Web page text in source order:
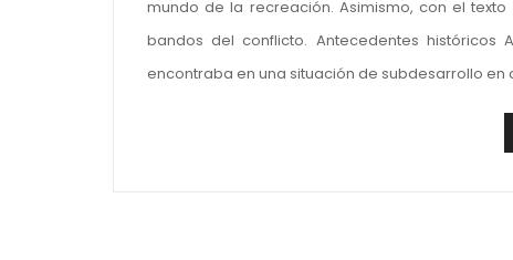
mundo de la recreación. Asimismo, con el
bandos del conflicto. Antecedentes
encontraba en una situación de subdesarrollo